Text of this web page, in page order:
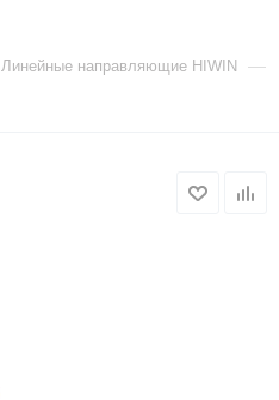
Линейные направляющие HIWIN —